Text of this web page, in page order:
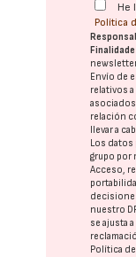
He
Política
Envío de
relativos
relación
llevar a
Los datos
grupo por
Acceso,
nuestro
se ajusta
Política